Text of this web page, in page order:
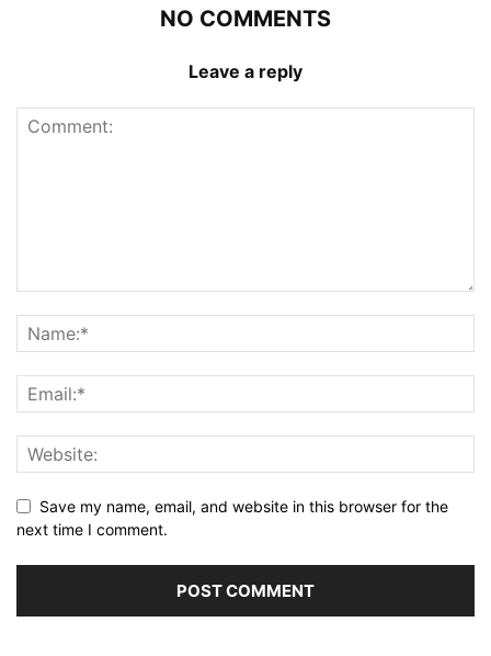
NO COMMENTS
Leave a reply
Save my name, email, and website in this browser for the
next time I comment.